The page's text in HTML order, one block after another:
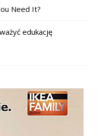
Need It?
edukację